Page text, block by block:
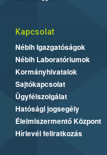
Kapcsolat
Nébih Igazgatóságok
Nébih Laboratóriumok
Kormányhivatalok
Sajtókapcsolat
Ügyfélszolgálat
Hatósági jogsegély
Élelmiszermentő Központ
Hírlevél feliratkozás